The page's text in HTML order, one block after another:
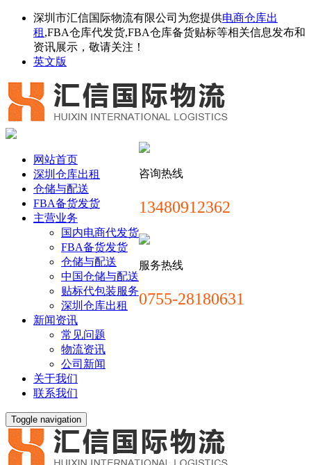
深圳市汇信国际物流有限公司为您提供电商仓库出
租 ,FBA仓库代发货,FBA仓库备货贴标等相关信息发布和
资讯展示，敬请关注！
英文版
咨询热线
13480912362
服务热线
0755-28180631
网站首页
深圳仓库出租
仓储与配送
FBA备货发货
主营业务
国内电商代发货
FBA备货发货
仓储与配送
中国仓储与配送
贴标代包装服务
深圳仓库出租
新闻资讯
常见问题
物流资讯
公司新闻
关于我们
联系我们
Toggle navigation